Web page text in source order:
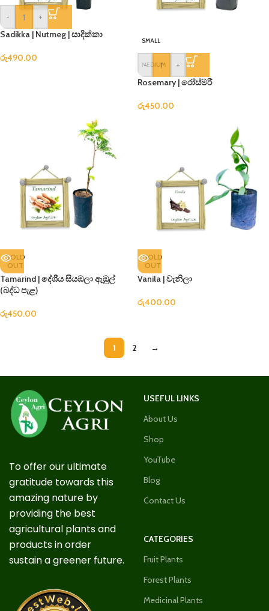
-
+
Sadikka | Nutmeg | සාදික්කා
රු490.00
SMALL
MEDIUM
-
+
Rosemary | රෝස්මරී
රු450.00
SOLD
OUT
Tamarind | දේශීය සියඹලා ඇඹුල්
(බද්ධ පැළ)
රු450.00
SOLD
OUT
Vanila | වැනිලා
රු400.00
1 2 →
To offer our ultimate
gratitude towards this
amazing nature by
providing the best
agricultural plants and
products in order
sustain a greener future.
USEFUL LINKS
About Us
Shop
YouTube
Blog
Contact Us
CATEGORIES
Fruit Plants
Forest Plants
Medicinal Plants